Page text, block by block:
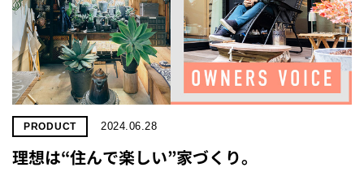
PRODUCT 2024.06.28
理想は“住んで楽しい”家づくり。